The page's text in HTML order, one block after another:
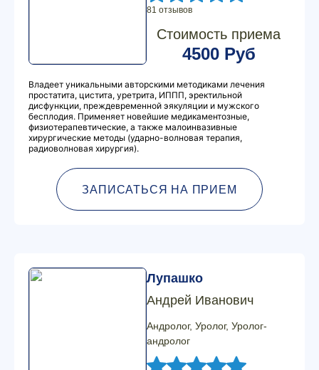
81 отзывов
Стоимость приема
4500 Руб
Владеет уникальными авторскими методиками лечения
простатита, цистита, уретрита, ИППП, эректильной
дисфункции, преждевременной эякуляции и мужского
бесплодия. Применяет новейшие медикаментозные,
физиотерапевтические, а также малоинвазивные
хирургические методы (ударно-волновая терапия,
радиоволновая хирургия).
ЗАПИСАТЬСЯ НА ПРИЕМ
Лупашко
Андрей Иванович
Андролог, Уролог, Уролог-
андролог